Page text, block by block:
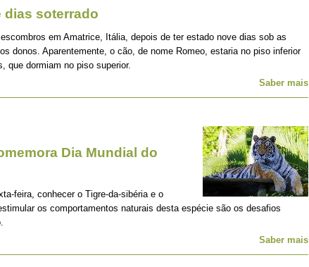
dias soterrado
em Amatrice, Itália, depois de ter estado nove dias sob as
donos. Aparentemente, o cão, de nome Romeo, estaria no piso inferior
que dormiam no piso superior.
Saber mais
Dia Mundial do
feira, conhecer o Tigre-da-sibéria e o
os comportamentos naturais desta espécie são os desafios
Saber mais